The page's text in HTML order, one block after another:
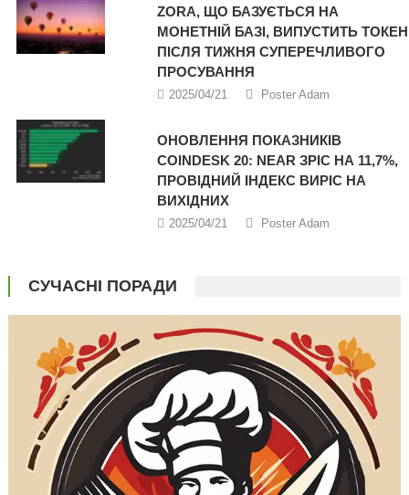
ZORA, ЩО БАЗУЄТЬСЯ НА
МОНЕТНІЙ БАЗІ, ВИПУСТИТЬ ТОКЕН
ПІСЛЯ ТИЖНЯ СУПЕРЕЧЛИВОГО
ПРОСУВАННЯ
2025/04/21 Poster Adam
ОНОВЛЕННЯ ПОКАЗНИКІВ
COINDESK 20: NEAR ЗРІС НА 11,7%,
ПРОВІДНИЙ ІНДЕКС ВИРІС НА
ВИХІДНИХ
2025/04/21 Poster Adam
СУЧАСНІ ПОРАДИ